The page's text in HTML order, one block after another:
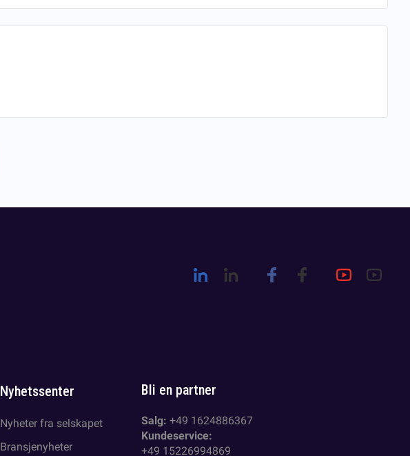
Nyhetssenter
Nyheter fra selskapet
Bransjenyheter
Bli en partner
Salg: +49 1624886367
Kundeservice:
+49 15226994869